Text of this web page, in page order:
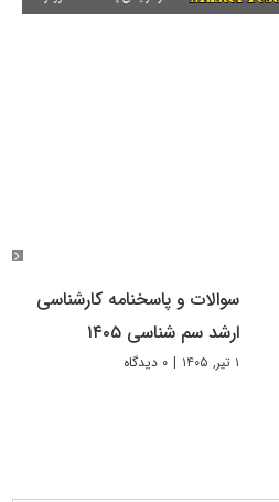
سوالات و پاسخنامه کارشناسی
ارشد سم شناسی ۱۴۰۵
۱ تیر, ۱۴۰۵ | ۰ دیدگاه